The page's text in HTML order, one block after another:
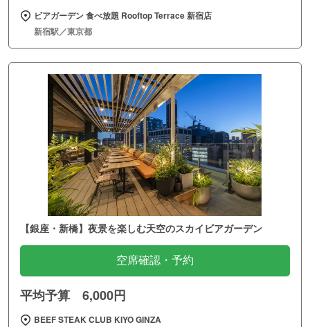
ビアガーデン 食べ放題 Rooftop Terrace 新宿店
新宿駅／東京都
【銀座・新橋】夜景を楽しむ天空のスカイビアガーデン
空席確認・予約
平均予算 6,000円
BEEF STEAK CLUB KIYO GINZA